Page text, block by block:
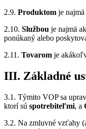
2.9. Produktom je
2.10. Službou je najmä
ponúkaný alebo
2.11. Tovarom je
III. Základné
3.1. Týmito VOP sa
ktorí sú spotrebiteľmi, a
3.2. Na zmluvné vzťahy